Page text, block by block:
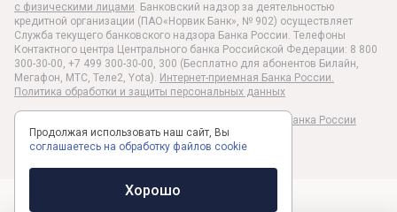
с физическими лицами. Банковский надзор за деятельностью
кредитной организации (ПАО«Норвик Банк», № 902) осуществляет
Служба текущего банковского надзора Банка России. Телефоны
Контактного центра Центрального банка Российской Федерации: 8 800
300-30-00, +7 499 300-30-00, 300 (Бесплатно для абонентов Билайн,
Мегафон, МТС, Теле2, Yota). Интернет-приемная Банка России.
Политика обработки и защиты персональных данных
Раскрытие информации в соответствии c Указанием Банка России
№6496-У
Продолжая использовать наш сайт, Вы
соглашаетесь на обработку файлов cookie
Хорошо